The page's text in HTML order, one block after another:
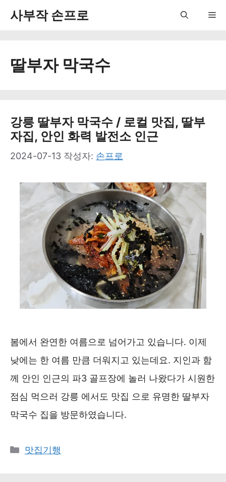
사부작 손프로
딸부자 막국수
강릉 딸부자 막국수 / 로컬 맛집, 딸부
자집, 안인 화력 발전소 인근
2024-07-13 작성자: 손프로
봄에서 완연한 여름으로 넘어가고 있습니다. 이제
낮에는 한 여름 만큼 더워지고 있는데요. 지인과 함
께 안인 인근의 파3 골프장에 놀러 나왔다가 시원한
점심 먹으러 강릉 에서도 맛집 으로 유명한 딸부자
막국수 집을 방문하였습니다.
카
맛집기행